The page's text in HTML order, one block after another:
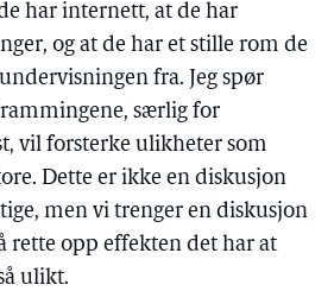
har internett, at de har
og at de har et stille rom de
fra. Jeg spør
særlig for
vil forsterke ulikheter som
Dette er ikke en diskusjon
men vi trenger en diskusjon
rette opp effekten det har at
ulikt.